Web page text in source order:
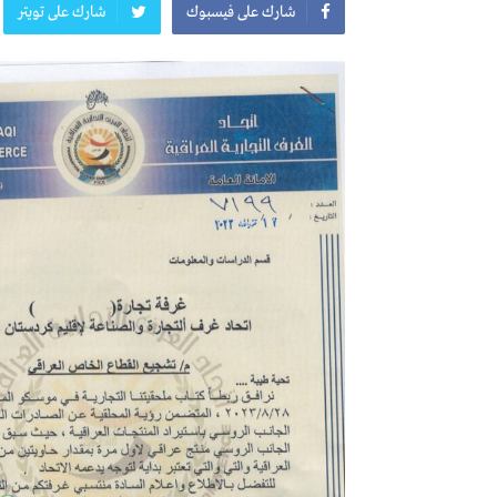
معرض
معرض
اعلان
النشرة الشهرية لاسعار المواد
افتتاح مؤسسة الروشن للصحة
شارك على فيسبوك شارك على تويتر